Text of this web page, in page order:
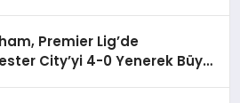
Premier Lig’de
City’yi 4-0 Yenerek Büyük